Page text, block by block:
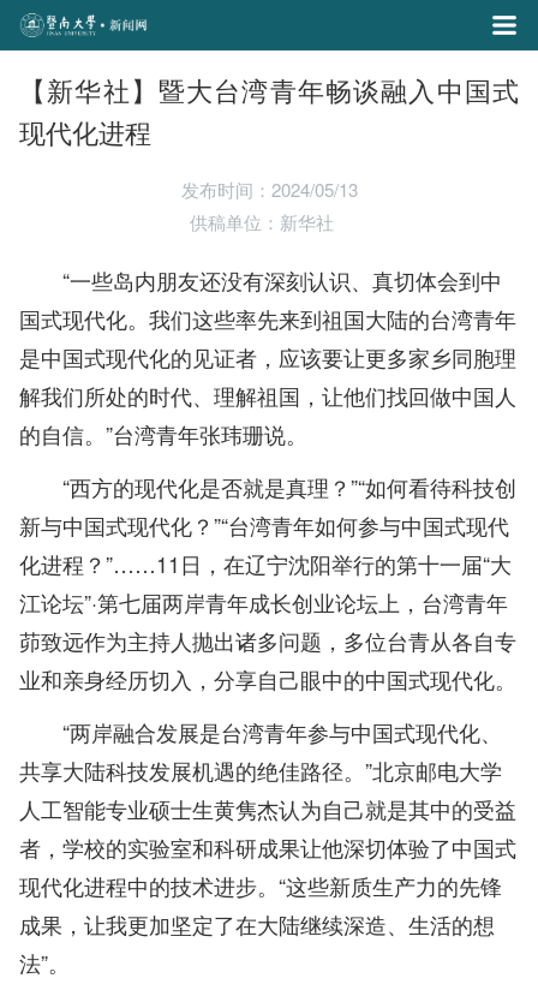
【新华社】暨大台湾青年畅谈融入中国式
现代化进程
发布时间：2024/05/13
供稿单位：新华社
“一些岛内朋友还没有深刻认识、真切体会到中
国式现代化。我们这些率先来到祖国大陆的台湾青年
是中国式现代化的见证者，应该要让更多家乡同胞理
解我们所处的时代、理解祖国，让他们找回做中国人
的自信。”台湾青年张玮珊说。
“西方的现代化是否就是真理？”“如何看待科技创
新与中国式现代化？”“台湾青年如何参与中国式现代
化进程？”……11日，在辽宁沈阳举行的第十一届“大
江论坛”·第七届两岸青年成长创业论坛上，台湾青年
茆致远作为主持人抛出诸多问题，多位台青从各自专
业和亲身经历切入，分享自己眼中的中国式现代化。
“两岸融合发展是台湾青年参与中国式现代化、
共享大陆科技发展机遇的绝佳路径。”北京邮电大学
人工智能专业硕士生黄隽杰认为自己就是其中的受益
者，学校的实验室和科研成果让他深切体验了中国式
现代化进程中的技术进步。“这些新质生产力的先锋
成果，让我更加坚定了在大陆继续深造、生活的想
法”。